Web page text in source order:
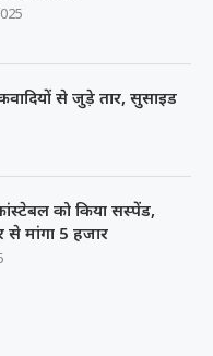
से जुड़े तार, सुसाइड
को किया सस्पेंड,
से मांगा 5 हजार